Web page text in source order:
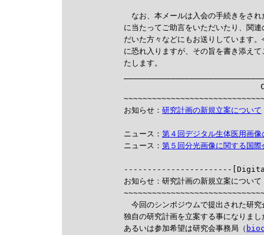
なお、本メールは入会の手続きをさ
に当たってご助言をいただいたり、関
だいた方々などにもお送りしています
に恐れ入りますが、その旨を書き添え
たします。
お知らせ： 研究計画の新規立案について
ニュース： 第４回デジタル生体医用画
ニュース： 第５回分光画像に関する国
-----------------------
お知らせ：研究計画の新規立案について
今回のシンポジウムで提出された研
独自の研究計画を立案する事になりま
あるいは参加希望は研究会事務局（